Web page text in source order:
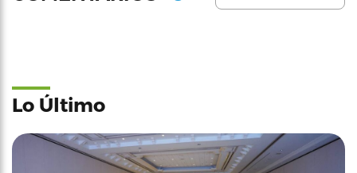
Lo Último